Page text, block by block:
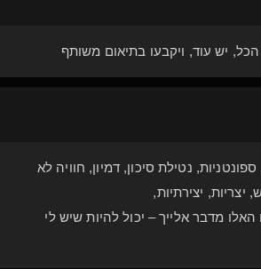
יש עוד, ויקבעו בתיאום משותף
נטילת סיכון, דמיון, חוויה לא
יצריות, יצירתיות,
מדבר אלייך – יכול להיות שיש לי